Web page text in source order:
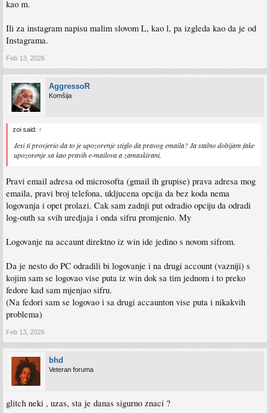
kao m.
Ili za instagram napisu malim slovom L, kao l, pa izgleda kao da je od
Instagrama.
Feb 13, 2026
AggressoR
Komšija
zoi said: ↑
Jesi ti provjerio da to je upozorenje stiglo da pravog emaila? Ja stalno dobijam fake
upozorenje sa kao pravih e-mailova a zamaskirani.
Pravi email adresa od microsofta (gmail ih grupise) prava adresa mog
emaila, pravi broj telefona, ukljucena opcija da bez koda nema
logovanja i opet prolazi. Cak sam zadnji put odradio opciju da odradi
log-outh sa svih uredjaja i onda sifru promjenio. My
Logovanje na accaunt direktno iz win ide jedino s novom sifrom.
Da je nesto do PC odradili bi logovanje i na drugi account (vazniji) s
kojim sam se logovao vise puta iz win dok sa tim jednom i to preko
fedore kad sam mjenjao sifru.
(Na fedori sam se logovao i sa drugi accaunton vise puta i nikakvih
problema)
Feb 13, 2026
bhd
Veteran foruma
glitch neki , uzas, sta je danas sigurno znaci ?